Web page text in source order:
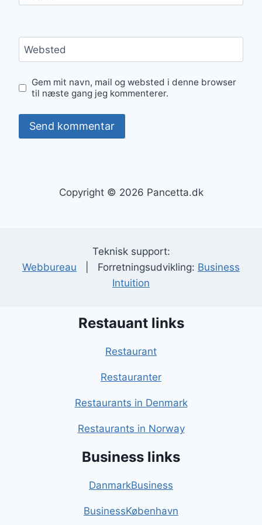
Websted
Gem mit navn, mail og websted i denne browser
til næste gang jeg kommenterer.
Copyright © 2026 Pancetta.dk
Teknisk support:
Webbureau | Forretningsudvikling: Business
Intuition
Restauant links
Restaurant
Restauranter
Restaurants in Denmark
Restaurants in Norway
Business links
DanmarkBusiness
BusinessKøbenhavn